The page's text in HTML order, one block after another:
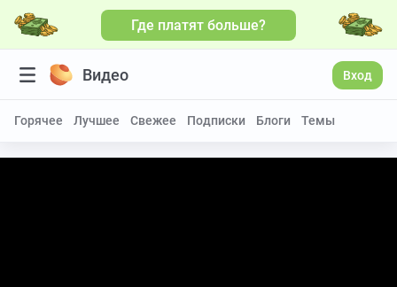
Где платят больше?
Видео Вход
Горячее Лучшее Свежее Подписки Блоги Темы